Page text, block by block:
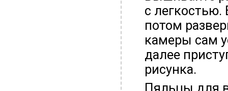
с легкостью.
потом
камеры сам
далее
рисунка.